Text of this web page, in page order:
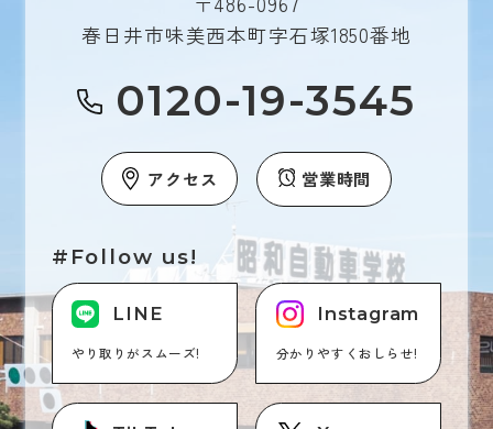
春日井市味美西本町字石塚1850番地
0120-19-3545
アクセス 営業時間
#Follow us!
LINE
やり取りがスムーズ!
Instagram
分かりやすくおしらせ!